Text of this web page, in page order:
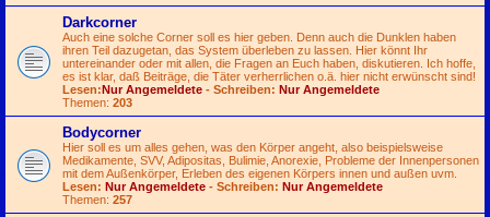
Darkcorner
Auch eine solche Corner soll es hier geben. Denn auch die Dunklen haben
ihren Teil dazugetan, das System überleben zu lassen. Hier könnt Ihr
untereinander oder mit allen, die Fragen an Euch haben, diskutieren. Ich hoffe,
es ist klar, daß Beiträge, die Täter verherrlichen o.ä. hier nicht erwünscht sind!
Lesen:Nur Angemeldete - Schreiben: Nur Angemeldete
Themen: 203
Bodycorner
Hier soll es um alles gehen, was den Körper angeht, also beispielsweise
Medikamente, SVV, Adipositas, Bulimie, Anorexie, Probleme der Innenpersonen
mit dem Außenkörper, Erleben des eigenen Körpers innen und außen uvm.
Lesen: Nur Angemeldete - Schreiben: Nur Angemeldete
Themen: 257